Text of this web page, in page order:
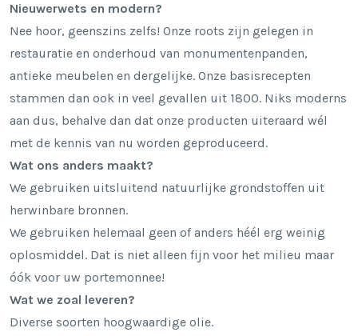
Nieuwerwets en modern?
Nee hoor, geenszins zelfs! Onze roots zijn gelegen in
restauratie en onderhoud van monumentenpanden,
antieke meubelen en dergelijke. Onze basisrecepten
stammen dan ook in veel gevallen uit 1800. Niks moderns
aan dus, behalve dan dat onze producten uiteraard wél
met de kennis van nu worden geproduceerd.
Wat ons anders maakt?
We gebruiken uitsluitend natuurlijke grondstoffen uit
herwinbare bronnen.
We gebruiken helemaal geen of anders héél erg weinig
oplosmiddel. Dat is niet alleen fijn voor het milieu maar
óók voor uw portemonnee!
Wat we zoal leveren?
Diverse soorten hoogwaardige olie.